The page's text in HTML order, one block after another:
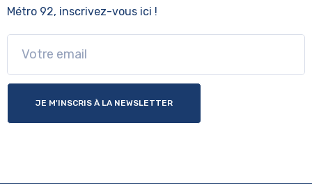
Métro 92, inscrivez-vous ici !
JE M'INSCRIS À LA NEWSLETTER